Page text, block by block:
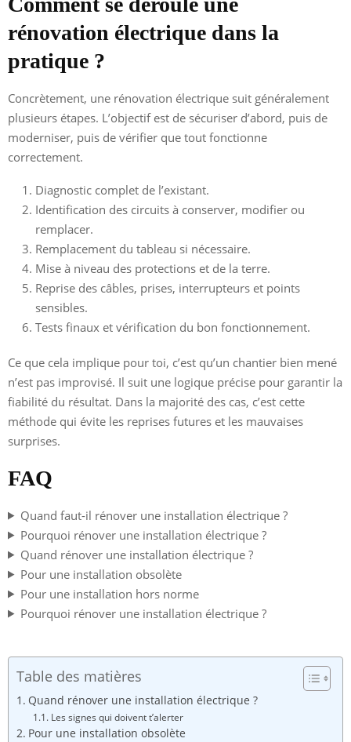
rénovation électrique dans la
pratique ?
Concrètement, une rénovation électrique suit généralement
plusieurs étapes. L’objectif est de sécuriser d’abord, puis de
moderniser, puis de vérifier que tout fonctionne
correctement.
Diagnostic complet de l’existant.
Identification des circuits à conserver, modifier ou
remplacer.
Remplacement du tableau si nécessaire.
Mise à niveau des protections et de la terre.
Reprise des câbles, prises, interrupteurs et points
sensibles.
Tests finaux et vérification du bon fonctionnement.
Ce que cela implique pour toi, c’est qu’un chantier bien mené
n’est pas improvisé. Il suit une logique précise pour garantir la
fiabilité du résultat. Dans la majorité des cas, c’est cette
méthode qui évite les reprises futures et les mauvaises
surprises.
FAQ
Quand faut-il rénover une installation électrique ?
Pourquoi rénover une installation électrique ?
Quand rénover une installation électrique ?
Pour une installation obsolète
Pour une installation hors norme
Pourquoi rénover une installation électrique ?
Table des matières
Quand rénover une installation électrique ?
Les signes qui doivent t’alerter
Pour une installation obsolète